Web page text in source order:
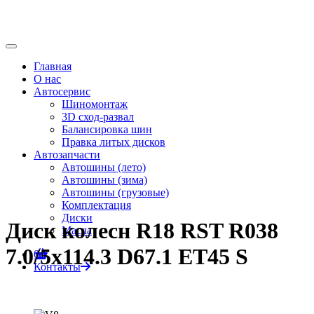
Главная
О нас
Автосервис
Шиномонтаж
3D сход-развал
Балансировка шин
Правка литых дисков
Автозапчасти
Автошины (лето)
Автошины (зима)
Автошины (грузовые)
Комплектация
Диски
Масла
0
Контакты
Диск колесн R18 RST R038
7.0/5x114.3 D67.1 ET45 S